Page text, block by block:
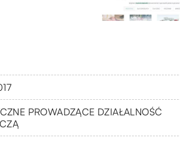
PROWADZĄCE DZIAŁALNOŚĆ